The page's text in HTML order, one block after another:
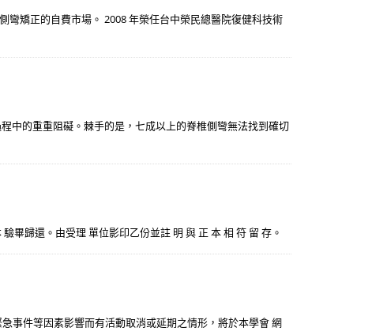
彎矯正的自費市場。 2008 年榮任台中榮民總醫院復健科技術
中的重重阻礙。棘手的是，七成以上的脊椎側彎無法找到確切
畢歸還。由受理 單位影印乙份並註 明 與 正 本 相 符 留 存。
事件等因素影響而有活動取消或延期之情形，將於本學會 網